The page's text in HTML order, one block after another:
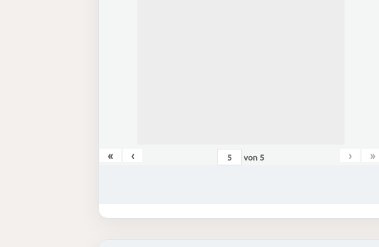
« ‹ von 5 › »